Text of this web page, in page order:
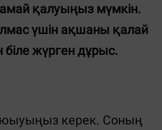
қалуыңыз мүмкін.
үшін ақшаны қалай
жүрген дұрыс.
керек. Соның